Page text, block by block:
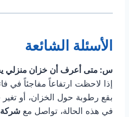
الأسئلة الشائعة
س: متى أعرف أن خزان منزلي
إذا لاحظت ارتفاعاً مفاجئاً في
بقع رطوبة حول الخزان، أو تغير
في هذه الحالة، تواصل مع شركة